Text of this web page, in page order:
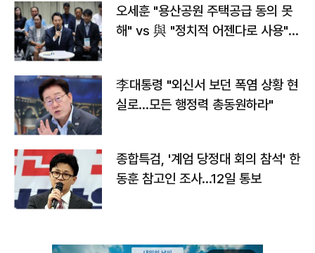
오세훈 "용산공원 주택공급 동의 못
해" vs 與 "정치적 어젠다로 사용"
李대통령 "외신서 보던 폭염 상황 현
실로…모든 행정력 총동원하라"
종합특검, '계엄 당정대 회의 참석' 한
동훈 참고인 조사...12일 통보